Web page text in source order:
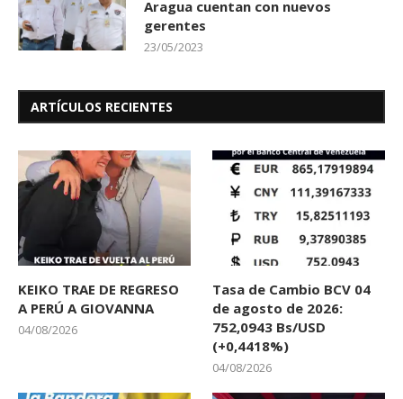
Aragua cuentan con nuevos
gerentes
23/05/2023
ARTÍCULOS RECIENTES
KEIKO TRAE DE REGRESO
A PERÚ A GIOVANNA
04/08/2026
Tasa de Cambio BCV 04
de agosto de 2026:
752,0943 Bs/USD
(+0,4418%)
04/08/2026